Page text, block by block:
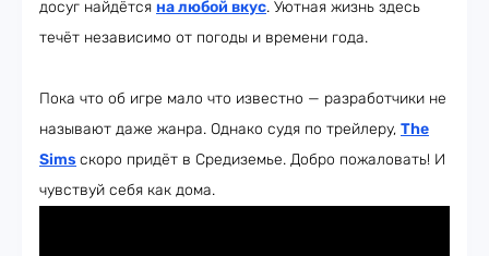
досуг найдётся на любой вкус. Уютная жизнь здесь
течёт независимо от погоды и времени года.
Пока что об игре мало что известно — разработчики не
называют даже жанра. Однако судя по трейлеру, The
Sims скоро придёт в Средиземье. Добро пожаловать! И
чувствуй себя как дома.